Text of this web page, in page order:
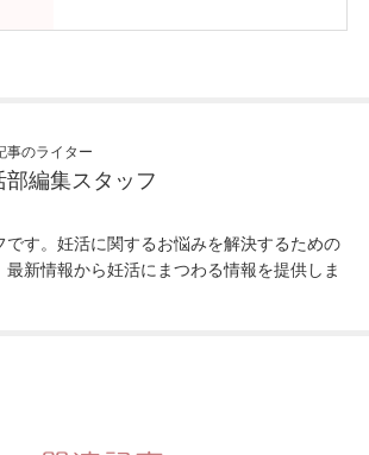
事のライター
部編集スタッフ
です。妊活に関するお悩みを解決するための
新情報から妊活にまつわる情報を提供しま